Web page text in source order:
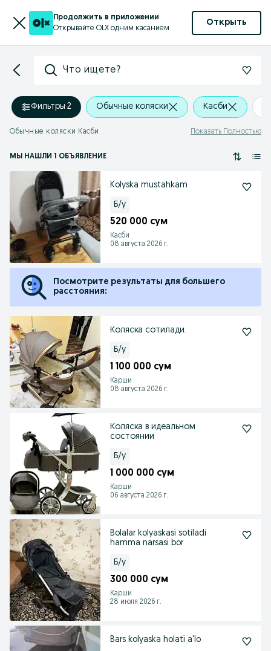
Продолжить в приложении
Открывайте OLX одним касанием
Открыть
Что ищете?
Фильтры·2 Обычные коляски Касби
Обычные коляски Касби Показать Полностью
МЫ НАШЛИ 1 ОБЪЯВЛЕНИЕ
Kolyska mustahkam
Б/у
520 000 сум
Касби
08 августа 2026 г.
Посмотрите результаты для большего
расстояния:
Коляска сотилади.
Б/у
1 100 000 сум
Карши
08 августа 2026 г.
Коляска в идеальном
состоянии
Б/у
1 000 000 сум
Карши
06 августа 2026 г.
Bolalar kolyaskasi sotiladi
hamma narsasi bor
Б/у
300 000 сум
Карши
28 июля 2026 г.
Bars kolyaska holati a'lo